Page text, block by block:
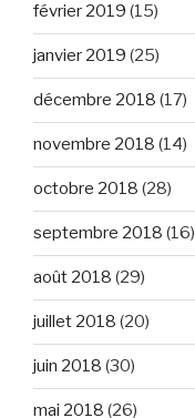
février 2019 (15)
janvier 2019 (25)
décembre 2018 (17)
novembre 2018 (14)
octobre 2018 (28)
septembre 2018 (16)
août 2018 (29)
juillet 2018 (20)
juin 2018 (30)
mai 2018 (26)